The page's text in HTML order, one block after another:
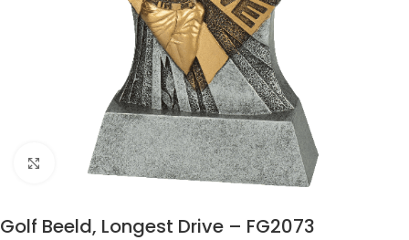
Klik om te vergroten
Golf Beeld, Longest Drive – FG2073